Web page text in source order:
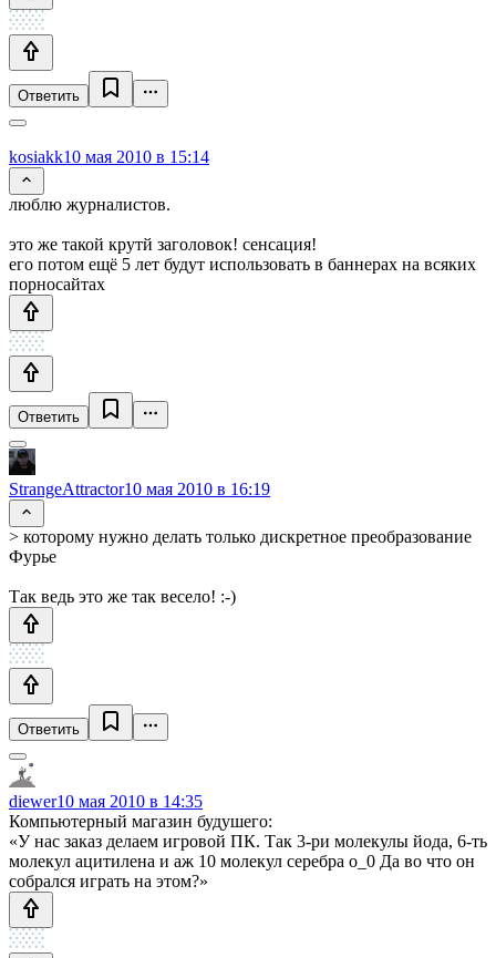
Ответить
kosiakk10 мая 2010 в 15:14
люблю журналистов.
это же такой крутй заголовок! сенсация!
его потом ещё 5 лет будут использовать в баннерах на всяких
порносайтах
Ответить
StrangeAttractor10 мая 2010 в 16:19
> которому нужно делать только дискретное преобразование
Фурье
Так ведь это же так весело! :-)
Ответить
diewer10 мая 2010 в 14:35
Компьютерный магазин будушего:
«У нас заказ делаем игровой ПК. Так 3-ри молекулы йода, 6-ть
молекул ацитилена и аж 10 молекул серебра о_0 Да во что он
собрался играть на этом?»